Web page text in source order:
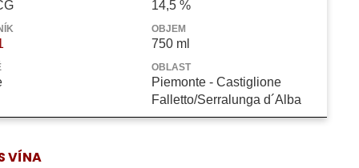
14,5 %
OBJEM
750 ml
OBLAST
Piemonte - Castiglione
Falletto/Serralunga d´Alba
VÍNA
STEFANO DOCG